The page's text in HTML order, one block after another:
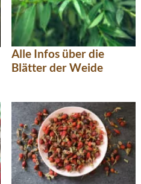
Alle Infos über die
Blätter der Weide